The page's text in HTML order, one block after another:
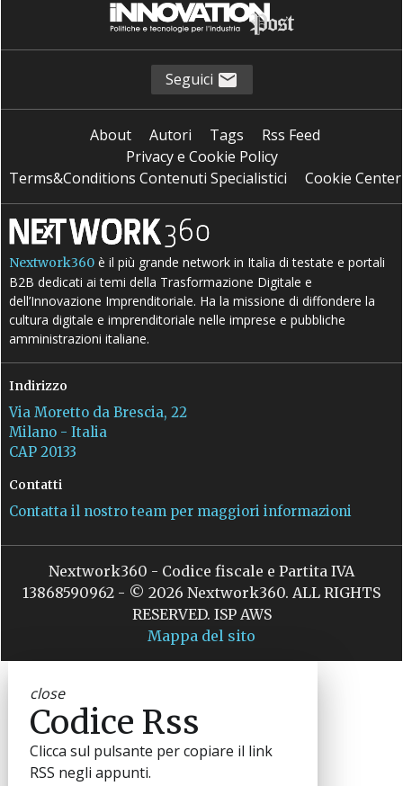
Seguici
About Autori Tags
Rss Feed
Privacy e Cookie Policy
Terms&Conditions Contenuti Specialistici
Cookie Center
Nextwork360 è il più grande network in Italia di testate e portali
B2B dedicati ai temi della Trasformazione Digitale e
dell’Innovazione Imprenditoriale. Ha la missione di diffondere la
cultura digitale e imprenditoriale nelle imprese e pubbliche
amministrazioni italiane.
Indirizzo
Via Moretto da Brescia, 22
Milano - Italia
CAP 20133
Contatti
Contatta il nostro team per maggiori informazioni
Nextwork360 - Codice fiscale e Partita IVA
13868590962 - © 2026 Nextwork360. ALL RIGHTS
RESERVED. ISP AWS
Mappa del sito
close
Codice Rss
Clicca sul pulsante per copiare il link
RSS negli appunti.